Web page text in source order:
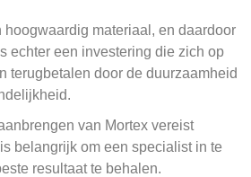
hoogwaardig materiaal, en daardoor
echter een investering die zich op
terugbetalen door de duurzaamheid
van Mortex vereist
belangrijk om een specialist in te
resultaat te behalen.